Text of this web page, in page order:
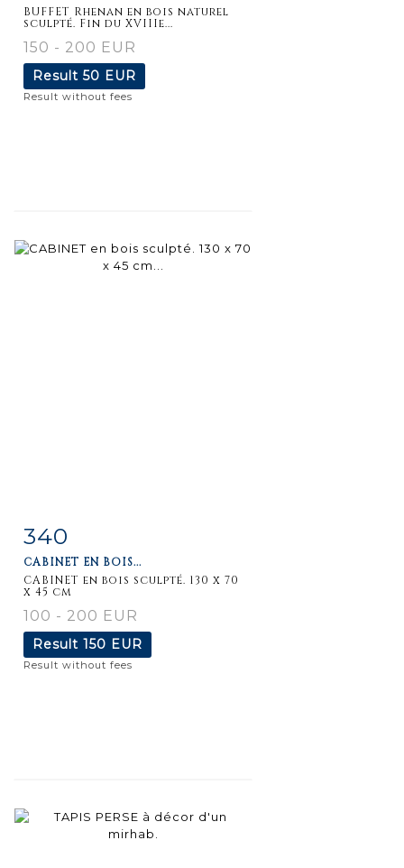
BUFFET Rhenan en bois naturel
sculpté. Fin du XVIIIe...
150 - 200 EUR
Result 50 EUR
Result without fees
Item detail
340
CABINET EN BOIS...
CABINET en bois sculpté. 130 x 70
x 45 cm
100 - 200 EUR
Result 150 EUR
Result without fees